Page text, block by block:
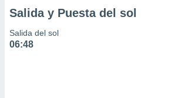
Salida y Puesta del sol
Salida del sol
06:48